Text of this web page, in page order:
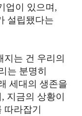
업이 있으며,
설립됐다는
지는 건 우리의
는 분명히
세대의 생존을
지금의 상황이
따라잡기